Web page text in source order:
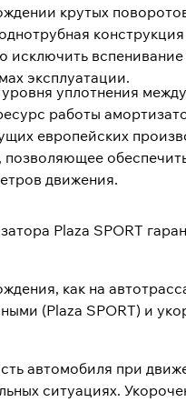
крутых
исключить
эксплуатации.
уплотнения
работы
европейских
движения.
Plaza SPORT
как на
(Plaza SPORT) и
автомобиля при
ситуациях.